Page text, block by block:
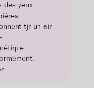
des yeux
tjr un air